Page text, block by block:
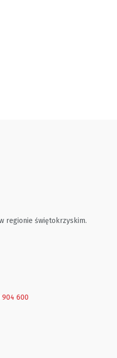
regionie świętokrzyskim.
904 600